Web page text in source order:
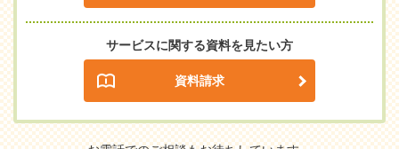
サービスに関する資料を見たい方
資料請求